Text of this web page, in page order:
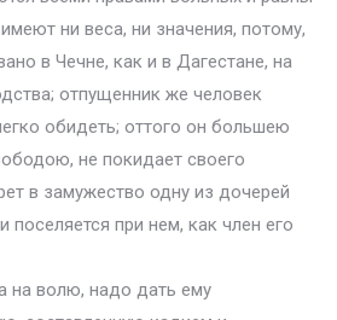
ни веса, ни значения, потому,
в Чечне, как и в Дагестане, на
отпущенник же человек
обидеть; оттого он большею
не покидает своего
в замужество одну из дочерей
поселяется при нем, как член его
на волю, надо дать ему